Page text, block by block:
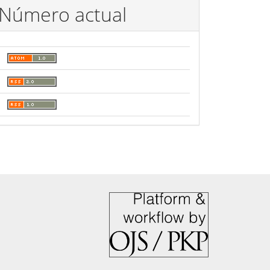
actual